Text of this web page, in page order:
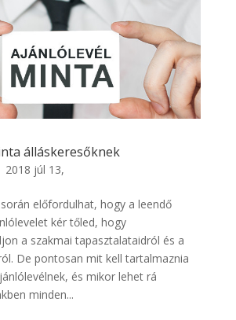
álláskeresőknek
2018 júl 13,
előfordulhat, hogy a leendő
kér tőled, hogy
a szakmai tapasztalataidról és a
De pontosan mit kell tartalmaznia
és mikor lehet rá
minden...